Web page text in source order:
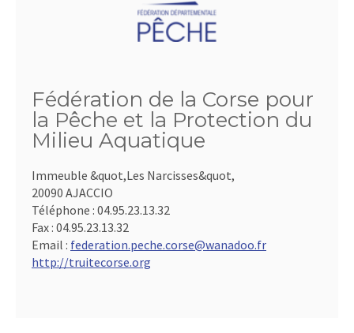
Fédération de la Corse pour
la Pêche et la Protection du
Milieu Aquatique
Immeuble &quot,Les Narcisses&quot,
20090 AJACCIO
Téléphone : 04.95.23.13.32
Fax : 04.95.23.13.32
Email : federation.peche.corse@wanadoo.fr
http://truitecorse.org